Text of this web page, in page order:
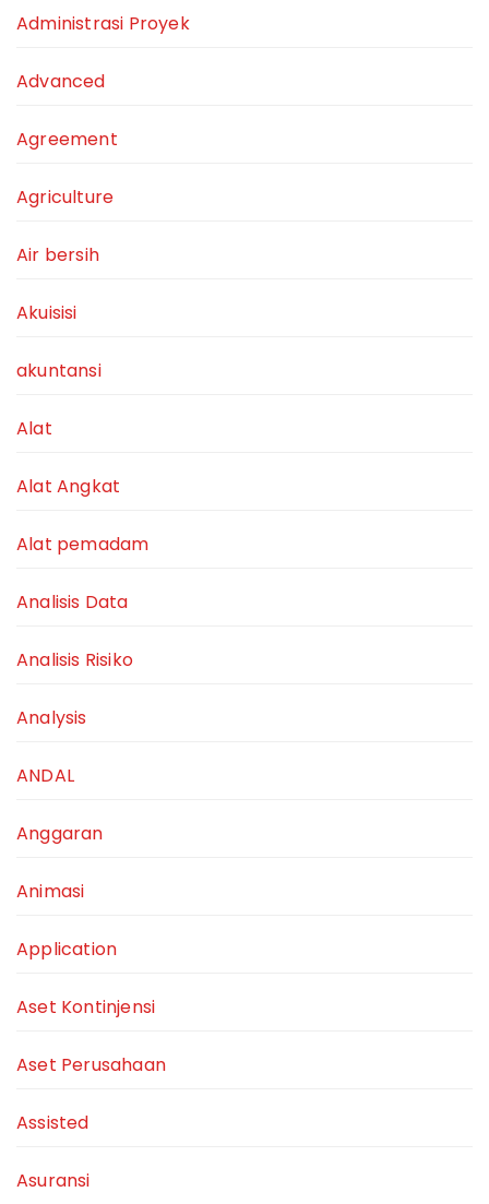
Administrasi Proyek
Advanced
Agreement
Agriculture
Air bersih
Akuisisi
akuntansi
Alat
Alat Angkat
Alat pemadam
Analisis Data
Analisis Risiko
Analysis
ANDAL
Anggaran
Animasi
Application
Aset Kontinjensi
Aset Perusahaan
Assisted
Asuransi